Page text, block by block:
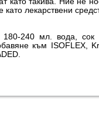
като лекарствени
240 мл. вода, сок
към ISOFLEX,